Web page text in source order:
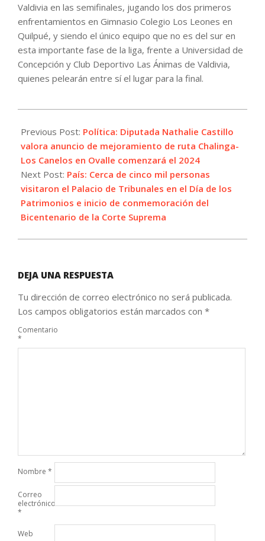
Valdivia en las semifinales, jugando los dos primeros
enfrentamientos en Gimnasio Colegio Los Leones en
Quilpué, y siendo el único equipo que no es del sur en
esta importante fase de la liga, frente a Universidad de
Concepción y Club Deportivo Las Ánimas de Valdivia,
quienes pelearán entre sí el lugar para la final.
05-
29
Previous Post: Política: Diputada Nathalie Castillo
valora anuncio de mejoramiento de ruta Chalinga-
Los Canelos en Ovalle comenzará el 2024
Next Post: País: Cerca de cinco mil personas
visitaron el Palacio de Tribunales en el Día de los
Patrimonios e inicio de conmemoración del
Bicentenario de la Corte Suprema
DEJA UNA RESPUESTA
Tu dirección de correo electrónico no será publicada.
Los campos obligatorios están marcados con *
Comentario
*
Nombre *
Correo
electrónico
*
Web